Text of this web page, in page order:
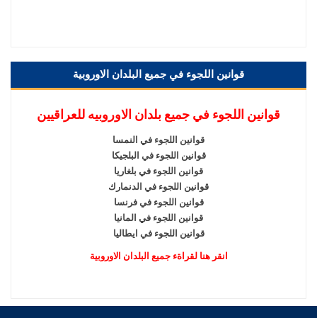
قوانين اللجوء في جميع البلدان الاوروبية
قوانين اللجوء في جميع بلدان الاوروبيه للعراقيين
قوانين اللجوء في النمسا
قوانين اللجوء في البلجيكا
قوانين اللجوء في بلغاريا
قوانين اللجوء في الدنمارك
قوانين اللجوء في فرنسا
قوانين اللجوء في المانيا
قوانين اللجوء في ايطاليا
انقر هنا لقراةء جميع البلدان الاوروبية